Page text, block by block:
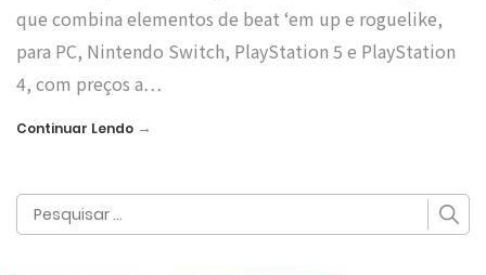
que combina elementos de beat ‘em up e roguelike,
para PC, Nintendo Switch, PlayStation 5 e PlayStation
4, com preços a…
Continuar Lendo →